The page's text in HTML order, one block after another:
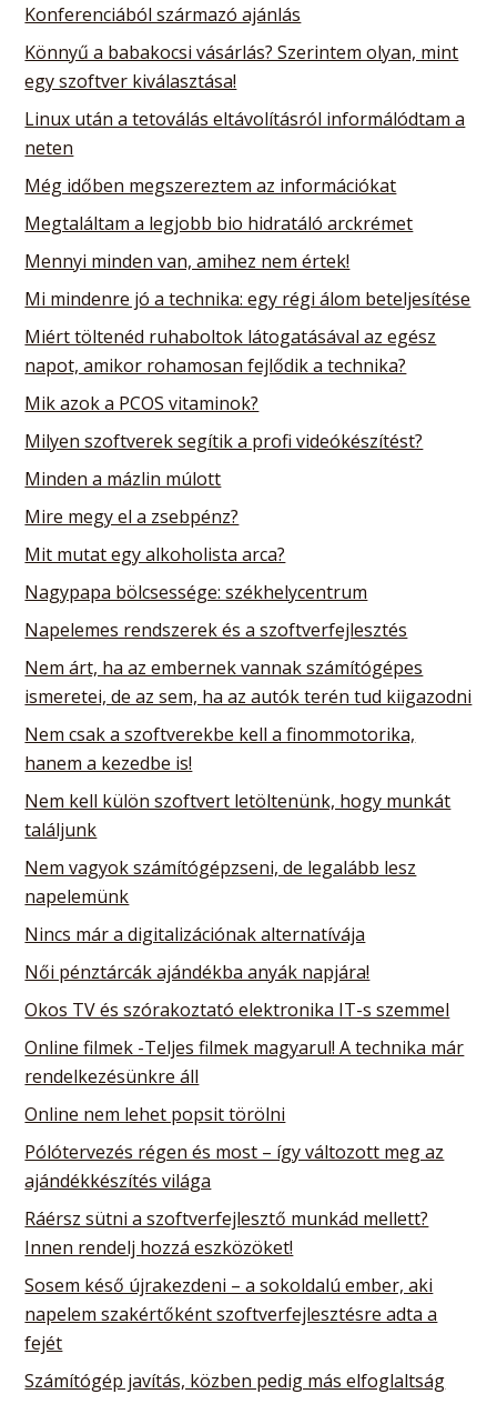
Konferenciából származó ajánlás
Könnyű a babakocsi vásárlás? Szerintem olyan, mint
egy szoftver kiválasztása!
Linux után a tetoválás eltávolításról informálódtam a
neten
Még időben megszereztem az információkat
Megtaláltam a legjobb bio hidratáló arckrémet
Mennyi minden van, amihez nem értek!
Mi mindenre jó a technika: egy régi álom beteljesítése
Miért töltenéd ruhaboltok látogatásával az egész
napot, amikor rohamosan fejlődik a technika?
Mik azok a PCOS vitaminok?
Milyen szoftverek segítik a profi videókészítést?
Minden a mázlin múlott
Mire megy el a zsebpénz?
Mit mutat egy alkoholista arca?
Nagypapa bölcsessége: székhelycentrum
Napelemes rendszerek és a szoftverfejlesztés
Nem árt, ha az embernek vannak számítógépes
ismeretei, de az sem, ha az autók terén tud kiigazodni
Nem csak a szoftverekbe kell a finommotorika,
hanem a kezedbe is!
Nem kell külön szoftvert letöltenünk, hogy munkát
találjunk
Nem vagyok számítógépzseni, de legalább lesz
napelemünk
Nincs már a digitalizációnak alternatívája
Női pénztárcák ajándékba anyák napjára!
Okos TV és szórakoztató elektronika IT-s szemmel
Online filmek -Teljes filmek magyarul! A technika már
rendelkezésünkre áll
Online nem lehet popsit törölni
Pólótervezés régen és most – így változott meg az
ajándékkészítés világa
Ráérsz sütni a szoftverfejlesztő munkád mellett?
Innen rendelj hozzá eszközöket!
Sosem késő újrakezdeni – a sokoldalú ember, aki
napelem szakértőként szoftverfejlesztésre adta a
fejét
Számítógép javítás, közben pedig más elfoglaltság